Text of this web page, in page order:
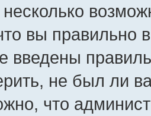
вы правильно
введены
не был ли
что